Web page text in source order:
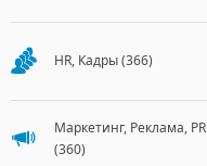
HR, Кадры(366)
Маркетинг, Реклама, PR
(360)